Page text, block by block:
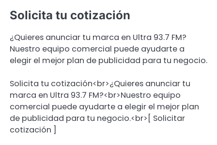
Solicita tu cotización
¿Quieres anunciar tu marca en Ultra 93.7 FM?
Nuestro equipo comercial puede ayudarte a
elegir el mejor plan de publicidad para tu negocio.
Solicita tu cotización<br>¿Quieres anunciar tu
marca en Ultra 93.7 FM?<br>Nuestro equipo
comercial puede ayudarte a elegir el mejor plan
de publicidad para tu negocio.<br>[ Solicitar
cotización ]